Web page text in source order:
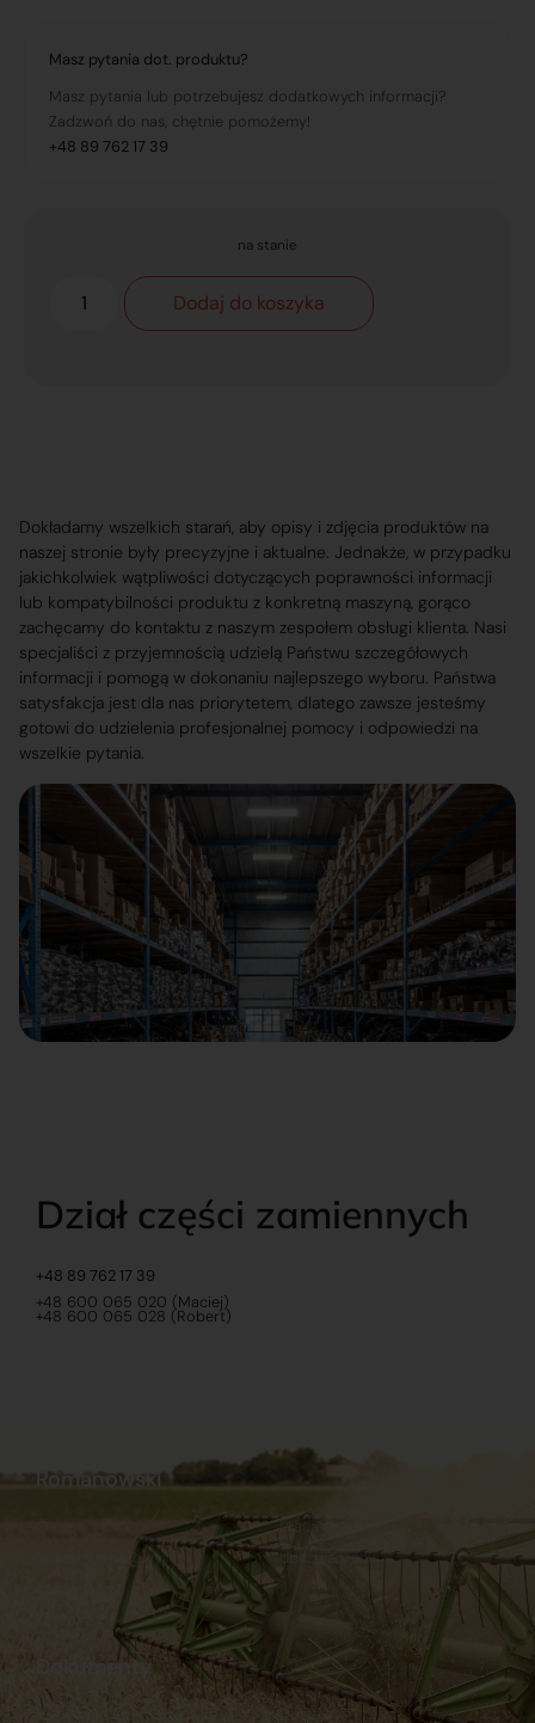
Masz pytania dot. produktu?
Masz pytania lub potrzebujesz dodatkowych informacji?
Zadzwoń do nas, chętnie pomożemy!
+48 89 762 17 39
na stanie
Dodaj do koszyka
Dokładamy wszelkich starań, aby opisy i zdjęcia produktów na
naszej stronie były precyzyjne i aktualne. Jednakże, w przypadku
jakichkolwiek wątpliwości dotyczących poprawności informacji
lub kompatybilności produktu z konkretną maszyną, gorąco
zachęcamy do kontaktu z naszym zespołem obsługi klienta. Nasi
specjaliści z przyjemnością udzielą Państwu szczegółowych
informacji i pomogą w dokonaniu najlepszego wyboru. Państwa
satysfakcja jest dla nas priorytetem, dlatego zawsze jesteśmy
gotowi do udzielenia profesjonalnej pomocy i odpowiedzi na
wszelkie pytania.
Dział części zamiennych
+48 89 762 17 39
+48 600 065 020 (Maciej)
+48 600 065 028 (Robert)
Dokumenty
Regulamin Dostawy
Romanowski
Sklep internetowy
Praca
Ubezpieczenia